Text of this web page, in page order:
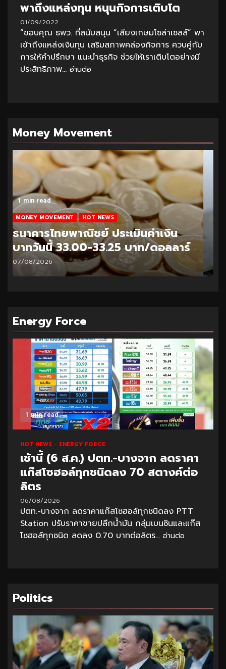
พาถึงแหล่งทุน หนุนกิจการเติบโต
01/09/2022
“ขอบคุณ ธพว. ที่สนับสนุน “เสียงเกษมโซล่าเซลล์” พา
เข้าถึงแหล่งเงินทุน เสริมสภาพคล่องกิจการ ควบคู่กับ
การให้คำปรึกษา แนะนำธุรกิจ ช่วยให้เราเติบโตอย่างมี
ประสิทธิภาพ... อ่านต่อ
Money Movement
1 min read
MONEY MOVEMENT HOT NEWS
ธนาคารไทยพาณิชย์ ประเมินค่าเงิน
บาทวันนี้ 32.95-33.20 บาท/ดอลลาร์
06/08/2026
Energy Force
1 min read
HOT NEWS ENERGY FORCE
เช้านี้ (6 ส.ค.) ปตท.-บางจาก ลดราคา
แก๊สโซฮอล์ทุกชนิดลง 70 สตางค์ต่อ
ลิตร
06/08/2026
ปตท.-บางจาก ลดราคาแก๊สโซฮอล์ทุกชนิดลง PTT
Station ปรับราคาขายปลีกน้ำมัน กลุ่มเบนซินและแก๊ส
โซฮอล์ทุกชนิด ลดลง 0.70 บาทต่อลิตร... อ่านต่อ
Politics